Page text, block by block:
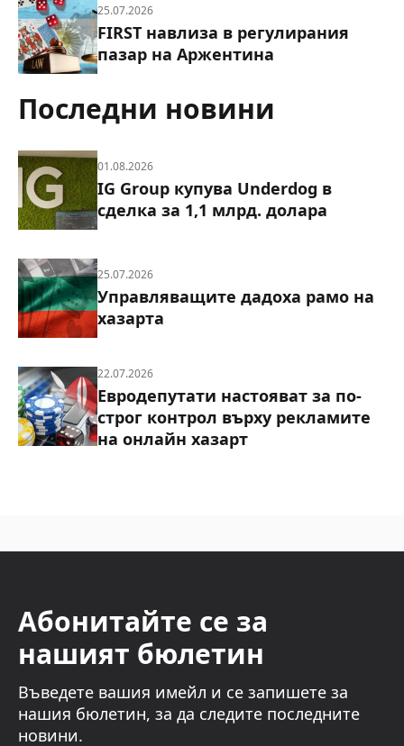
25.07.2026
FIRST навлиза в регулирания
пазар на Аржентина
Последни новини
01.08.2026
IG Group купува Underdog в
сделка за 1,1 млрд. долара
25.07.2026
Управляващите дадоха рамо на
хазарта
22.07.2026
Евродепутати настояват за по-
строг контрол върху рекламите
на онлайн хазарт
Абонитайте се за
нашият бюлетин
Въведете вашия имейл и се запишете за
нашия бюлетин, за да следите последните
новини.